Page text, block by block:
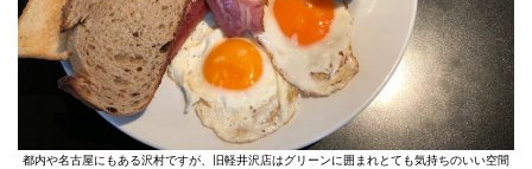
都内や名古屋にもある沢村ですが、旧軽井沢店はグリーンに囲まれとても気持ちのいい空間